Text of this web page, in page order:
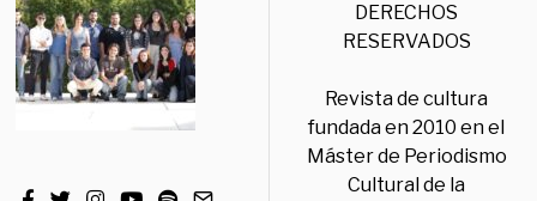
DERECHOS
RESERVADOS
Revista de cultura
fundada en 2010 en el
Máster de Periodismo
Cultural de la